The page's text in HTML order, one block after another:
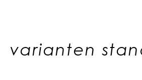
varianten